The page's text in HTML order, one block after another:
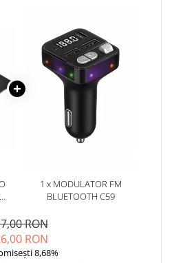
1 x MODULATOR FM
BLUETOOTH C59
RON
RON
8,68%